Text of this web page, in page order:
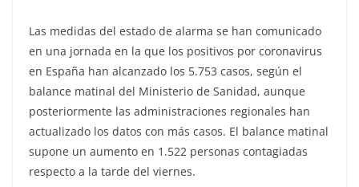
Las medidas del estado de alarma se han comunicado
en una jornada en la que los positivos por coronavirus
en España han alcanzado los 5.753 casos, según el
balance matinal del Ministerio de Sanidad, aunque
posteriormente las administraciones regionales han
actualizado los datos con más casos. El balance matinal
supone un aumento en 1.522 personas contagiadas
respecto a la tarde del viernes.